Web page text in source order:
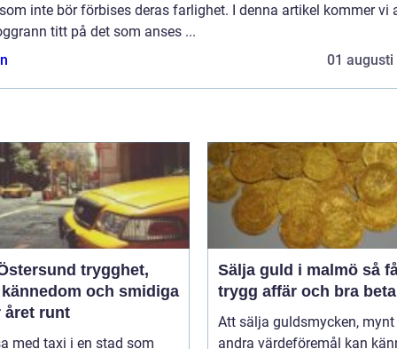
inte bör förbises deras farlighet. I denna artikel kommer vi
titt på det som anses ...
01 augusti
trygghet,
och smidiga
året runt
med taxi i en stad som
Sälja guld i malmö så får du
trygg affär och bra
Att sälja guldsmycken, mynt
andra värdeföremål kan